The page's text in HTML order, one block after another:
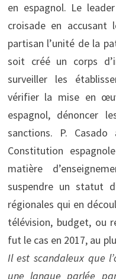
en espagnol. Le
croisade en accusant
partisan l’unité de la
soit créé un corps
surveiller les
vérifier la mise en
espagnol, dénoncer
sanctions. P.
Constitution
matière
suspendre un statut
régionales qui en
télévision, budget, ou
fut le cas en 2017, au
Il est scandaleux que
une langue parlée